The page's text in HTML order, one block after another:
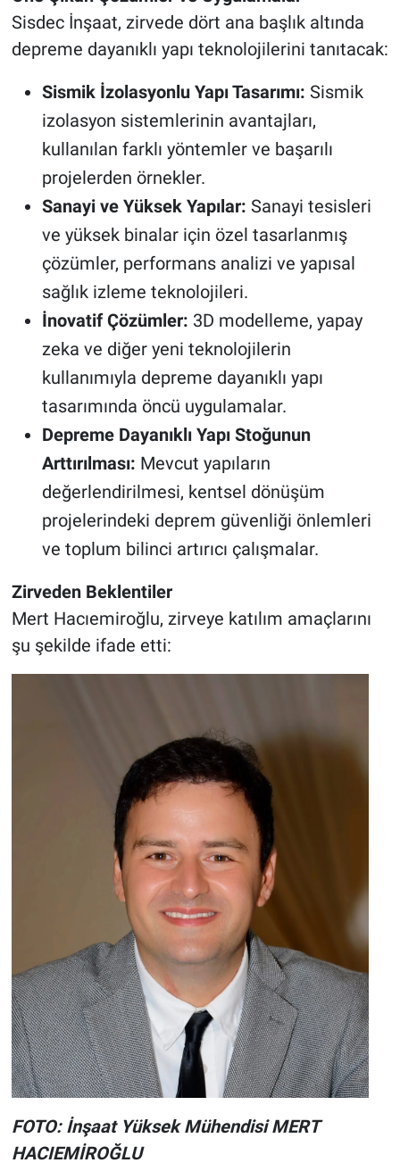
Sisdec İnşaat, zirvede dört ana başlık altında
depreme dayanıklı yapı teknolojilerini tanıtacak:
Sismik İzolasyonlu Yapı Tasarımı: Sismik
izolasyon sistemlerinin avantajları,
kullanılan farklı yöntemler ve başarılı
projelerden örnekler.
Sanayi ve Yüksek Yapılar: Sanayi tesisleri
ve yüksek binalar için özel tasarlanmış
çözümler, performans analizi ve yapısal
sağlık izleme teknolojileri.
İnovatif Çözümler: 3D modelleme, yapay
zeka ve diğer yeni teknolojilerin
kullanımıyla depreme dayanıklı yapı
tasarımında öncü uygulamalar.
Depreme Dayanıklı Yapı Stoğunun
Arttırılması: Mevcut yapıların
değerlendirilmesi, kentsel dönüşüm
projelerindeki deprem güvenliği önlemleri
ve toplum bilinci artırıcı çalışmalar.
Zirveden Beklentiler
Mert Hacıemiroğlu, zirveye katılım amaçlarını
şu şekilde ifade etti:
FOTO: İnşaat Yüksek Mühendisi MERT
HACIEMİROĞLU